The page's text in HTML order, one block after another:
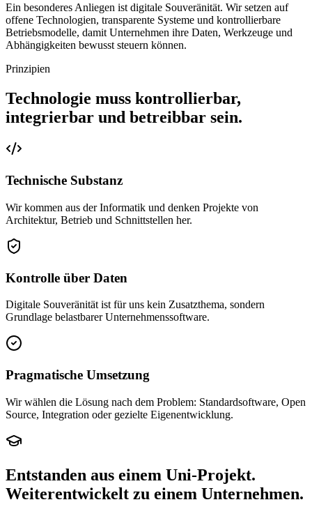
Ein besonderes Anliegen ist digitale Souveränität. Wir setzen auf
offene Technologien, transparente Systeme und kontrollierbare
Betriebsmodelle, damit Unternehmen ihre Daten, Werkzeuge und
Abhängigkeiten bewusst steuern können.
Prinzipien
Technologie muss kontrollierbar,
integrierbar und betreibbar sein.
Technische Substanz
Wir kommen aus der Informatik und denken Projekte von
Architektur, Betrieb und Schnittstellen her.
Kontrolle über Daten
Digitale Souveränität ist für uns kein Zusatzthema, sondern
Grundlage belastbarer Unternehmenssoftware.
Pragmatische Umsetzung
Wir wählen die Lösung nach dem Problem: Standardsoftware, Open
Source, Integration oder gezielte Eigenentwicklung.
Entstanden aus einem Uni-Projekt.
Weiterentwickelt zu einem Unternehmen.